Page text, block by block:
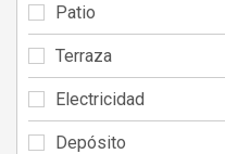
Patio
Terraza
Electricidad
Depósito